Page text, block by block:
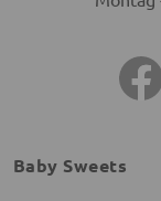
Baby Sweets